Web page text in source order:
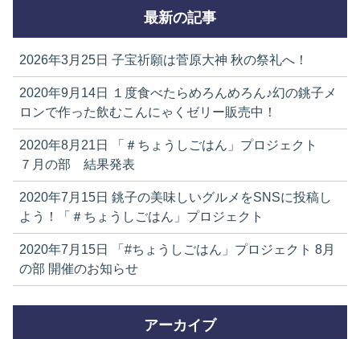
最新の記事
2026年3月25日 子宝祈願は菅原大神 秋の祭礼へ！
2020年9月14日
１度食べたらめろんめろん♪幻の銚子メ
ロンで作った飲むこんにゃくゼリー販売中！
2020年8月21日
「＃ちょうしごはん」プロジェクト
７月の部 結果発表
2020年7月15日 銚子の美味しいグルメをSNSに投稿し
よう！「＃ちょうしごはん」プロジェクト
2020年7月15日
「#ちょうしごはん」プロジェクト 8月
の部 開催のお知らせ
アーカイブ